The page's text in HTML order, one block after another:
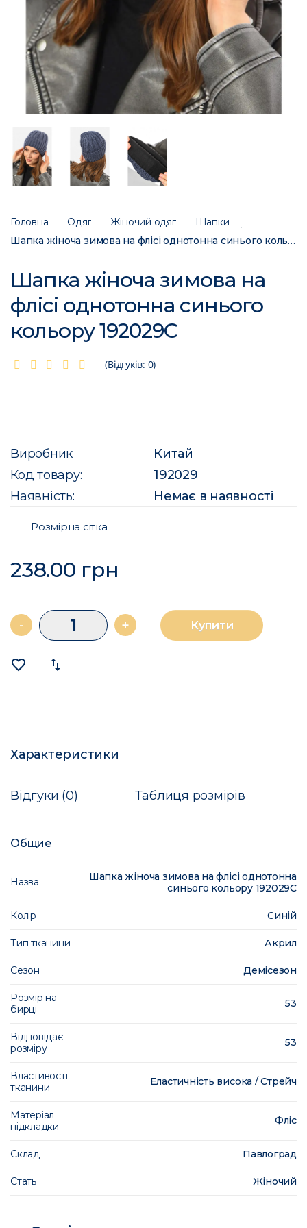
Головна Одяг Жіночий одяг
Шапки
Шапка жіноча зимова на флісі однотонна синього кольору 192029C
Шапка жіноча зимова на
флісі однотонна синього
кольору 192029C
(Відгуків: 0)
Виробник
Китай
Код товару:
192029
Наявність:
Немає в наявності
Розмірна сітка
238.00 грн
- + Купити
favorite_border import_export
Характеристики
Відгуки (0) Таблиця розмірів
Общие
Назва
Шапка жіноча зимова на флісі однотонна
синього кольору 192029C
Колір Синій
Тип тканини Акрил
Сезон Демісезон
Розмір на
бирці
53
Відповідає
розміру
53
Властивості
тканини
Еластичність висока / Стрейч
Матеріал
підкладки
Фліс
Склад Павлоград
Стать Жіночий